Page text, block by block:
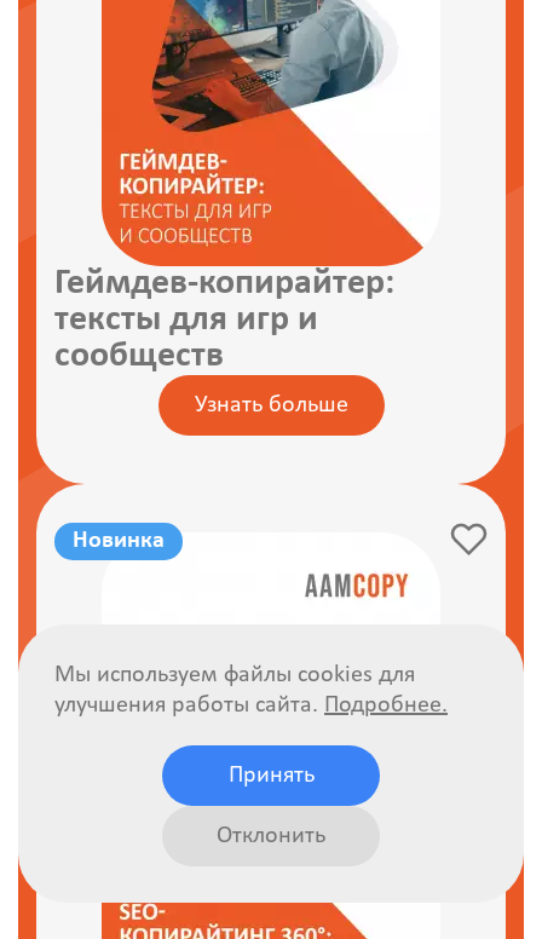
Геймдев-копирайтер:
тексты для игр и
сообществ
Узнать больше
Новинка
Мы используем файлы cookies для
улучшения работы сайта. Подробнее.
Принять
Отклонить